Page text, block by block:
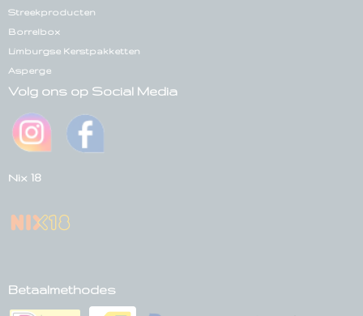
Streekproducten
Borrelbox
Limburgse Kerstpakketten
Asperge
Volg ons op Social Media
Nix 18
Betaalmethodes